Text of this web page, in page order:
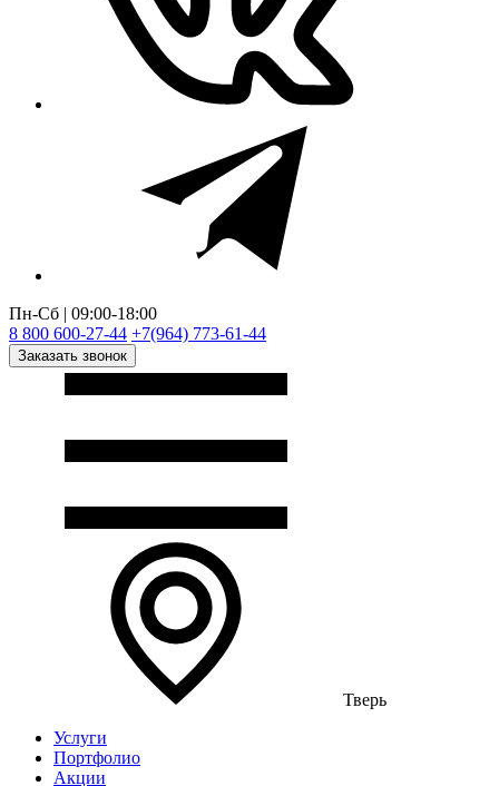
Пн-Сб | 09:00-18:00
8 800 600-27-44 +7(964) 773-61-44
Заказать звонок
Тверь
Услуги
Портфолио
Акции